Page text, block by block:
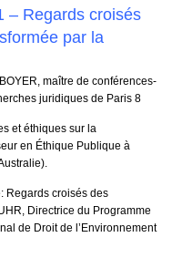
– Regards croisés
par la
, maître de conférences-
juridiques de Paris 8
et éthiques sur la
en Éthique Publique à
Regards croisés des
, Directrice du Programme
de Droit de l’Environnement